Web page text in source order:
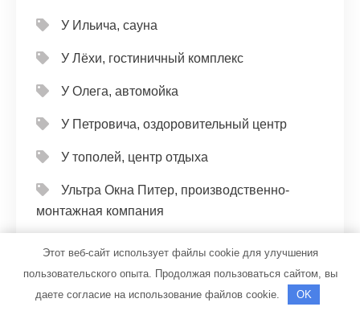
У Ильича, сауна
У Лёхи, гостиничный комплекс
У Олега, автомойка
У Петровича, оздоровительный центр
У тополей, центр отдыха
Ультра Окна Питер, производственно-
монтажная компания
Универсал, автомойка
Этот веб-сайт использует файлы cookie для улучшения
пользовательского опыта. Продолжая пользоваться сайтом, вы
даете согласие на использование файлов cookie.
OK